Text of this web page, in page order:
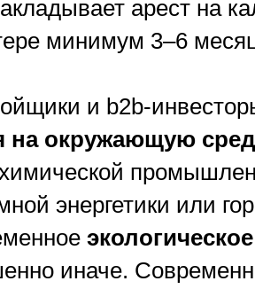
арест на
минимум 3–6
и b2b-
на окружающую
энергетики или
иначе.